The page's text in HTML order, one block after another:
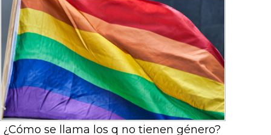
¿Cómo se llama los q no tienen género?